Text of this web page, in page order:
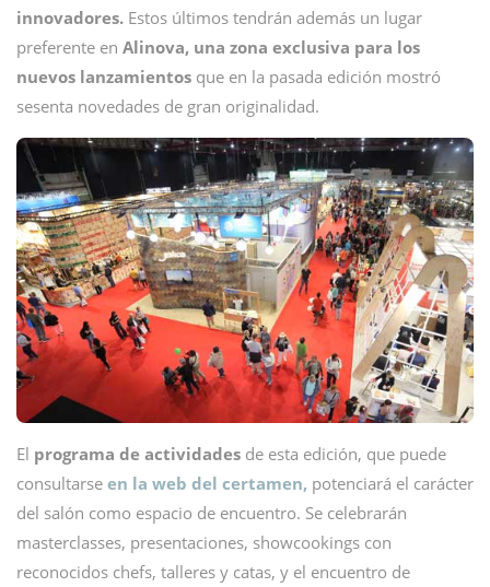
innovadores. Estos últimos tendrán además un lugar
preferente en Alinova, una zona exclusiva para los
nuevos lanzamientos que en la pasada edición mostró
sesenta novedades de gran originalidad.
El programa de actividades de esta edición, que puede
consultarse en la web del certamen, potenciará el carácter
del salón como espacio de encuentro. Se celebrarán
masterclasses, presentaciones, showcookings con
reconocidos chefs, talleres y catas, y el encuentro de